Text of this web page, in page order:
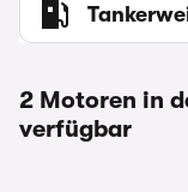
2 Motoren in
verfügbar